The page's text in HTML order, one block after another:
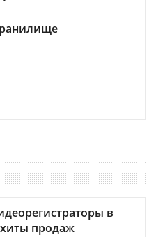
в
хиты продаж